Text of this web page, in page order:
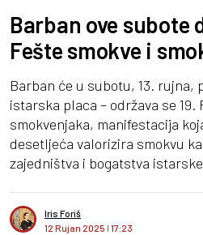
Barban ove subote
Fešte smokve i
Barban će u subotu, 13. rujna,
istarska placa – održava se 19.
smokvenjaka, manifestacija
desetljeća valorizira smokvu
zajedništva i bogatstva
Iris Foriš
12 Rujan 2025 I 17:23